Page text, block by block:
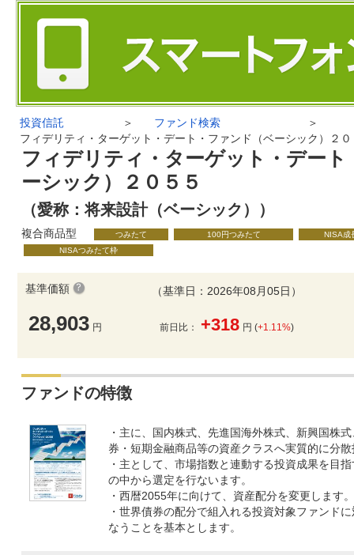
投資信託 ＞ ファンド検索
＞
フィデリティ・ターゲット・デート・ファンド（ベーシック）２０
フィデリティ・ターゲット・デー
ーシック）２０５５
（愛称：将来設計（ベーシック））
複合商品型 つみたて 100円つみたて
NISA成
NISAつみたて枠
基準価額
28,903 円
（基準日：2026年08月05日）
前日比： +318 円 (+1.11%)
ファンドの特徴
・主に、国内株式、先進国海外株式、新興国株
券・短期金融商品等の資産クラスへ実質的に分
・主として、市場指数と連動する投資成果を目
の中から選定を行ないます。
・西暦2055年に向けて、資産配分を変更します。
・世界債券の配分で組入れる投資対象ファンド
なうことを基本とします。